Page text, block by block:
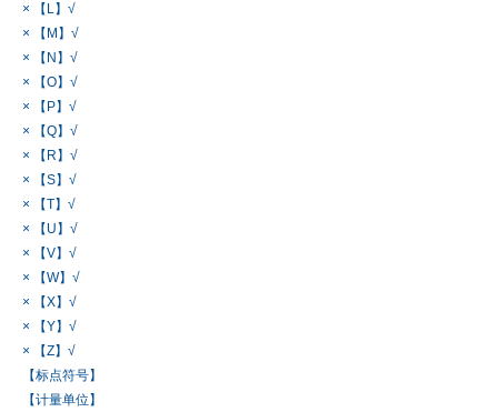
× 【L】√
× 【M】√
× 【N】√
× 【O】√
× 【P】√
× 【Q】√
× 【R】√
× 【S】√
× 【T】√
× 【U】√
× 【V】√
× 【W】√
× 【X】√
× 【Y】√
× 【Z】√
【标点符号】
【计量单位】